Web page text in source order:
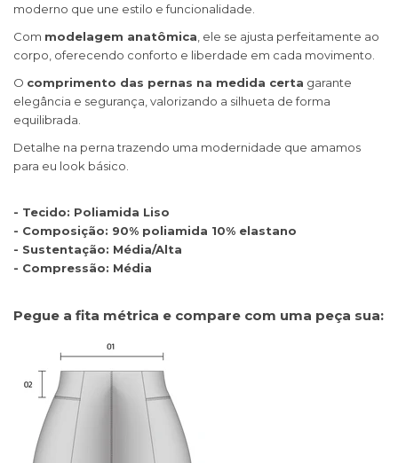
moderno que une estilo e funcionalidade.
Com modelagem anatômica , ele se ajusta perfeitamente ao
corpo, oferecendo conforto e liberdade em cada movimento.
O comprimento das pernas na medida certa garante
elegância e segurança, valorizando a silhueta de forma
equilibrada.
Detalhe na perna trazendo uma modernidade que amamos
para eu look básico.
- Tecido: Poliamida Liso
- Composição: 90% poliamida 10% elastano
- Sustentação: Média/Alta
- Compressão: Média
Pegue a fita métrica e compare com uma peça sua: